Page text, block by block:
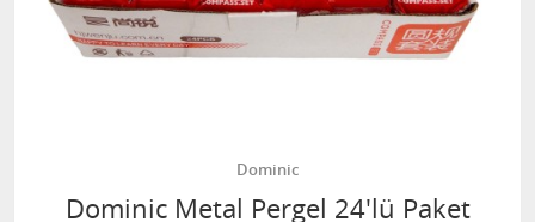
Dominic
Dominic Metal Pergel 24'lü Paket